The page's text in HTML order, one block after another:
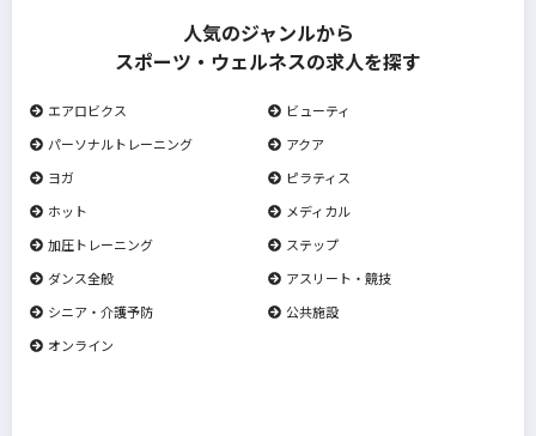
人気のジャンルから
スポーツ・ウェルネスの求人を探す
エアロビクス
ビューティ
パーソナルトレーニング
アクア
ヨガ
ピラティス
ホット
メディカル
加圧トレーニング
ステップ
ダンス全般
アスリート・競技
シニア・介護予防
公共施設
オンライン